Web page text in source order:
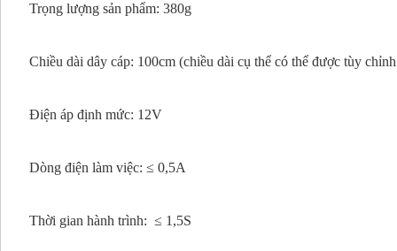
Trọng lượng sản phẩm: 380g
Chiều dài dây cáp: 100cm (chiều dài cụ thể có thể được tùy
Điện áp định mức: 12V
Dòng điện làm việc: ≤ 0,5A
Thời gian hành trình: ≤ 1,5S